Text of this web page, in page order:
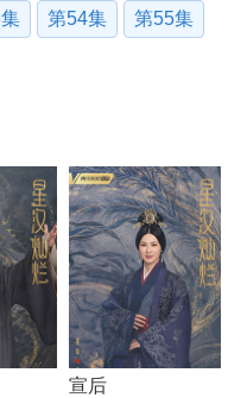
第54集 第55集
宣后